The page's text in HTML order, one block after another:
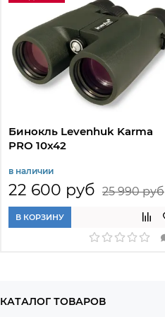
Бинокль Levenhuk Karma
PRO 10x42
в наличии
22 600 руб 25 990 руб
В КОРЗИНУ
КАТАЛОГ ТОВАРОВ